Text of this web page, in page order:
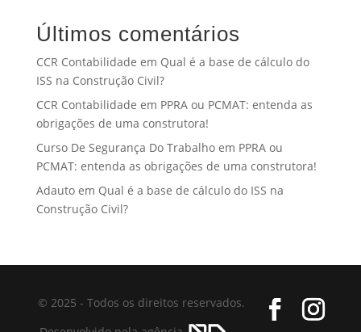
Últimos comentários
CCR Contabilidade em Qual é a base de cálculo do
ISS na Construção Civil?
CCR Contabilidade em PPRA ou PCMAT: entenda as
obrigações de uma construtora!
Curso De Segurança Do Trabalhoem PPRA ou
PCMAT: entenda as obrigações de uma construtora!
Adautoem Qual é a base de cálculo do ISS na
Construção Civil?
© 2025 - Todos os direitos reservados.